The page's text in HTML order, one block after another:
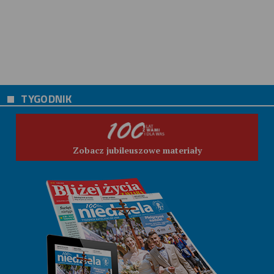
TYGODNIK
Zobacz jubileuszowe materiały